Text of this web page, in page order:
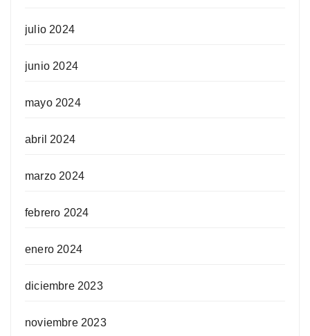
julio 2024
junio 2024
mayo 2024
abril 2024
marzo 2024
febrero 2024
enero 2024
diciembre 2023
noviembre 2023